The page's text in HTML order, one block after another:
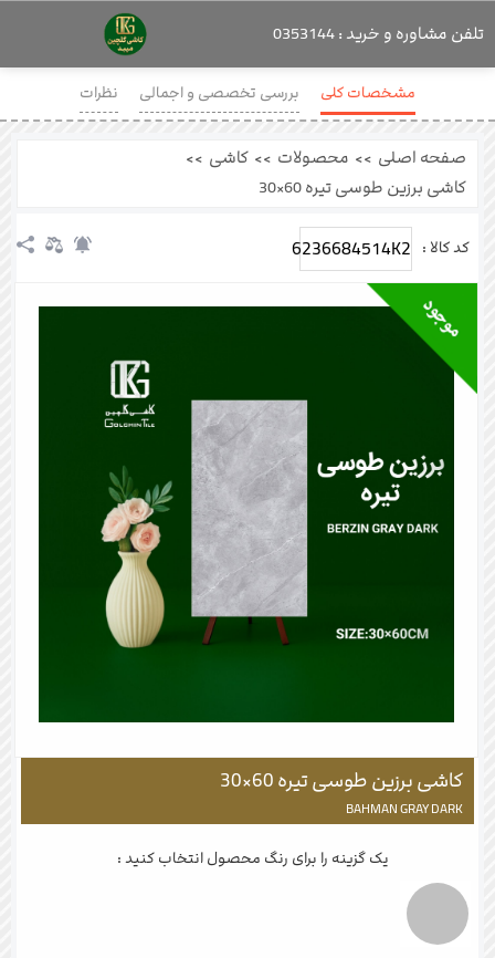
مشخصات کلی بررسی تخصصی و اجمالی نظرات
صفحه اصلی >> محصولات >> کاشی >>
کاشی برزین طوسی تیره 60×30
کد کالا : 6236684514K2
کاشی برزین طوسی تیره 60×30
BAHMAN GRAY DARK
یک گزینه را برای رنگ محصول انتخاب کنید :
تلفن مشاوره و خرید : 0353144